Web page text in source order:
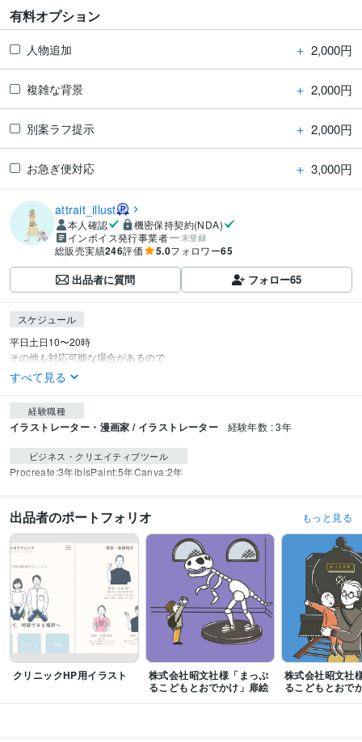
有料オプション
人物追加 ＋ 2,000円
複雑な背景 ＋ 2,000円
別案ラフ提示 ＋ 2,000円
お急ぎ便対応 ＋ 3,000円
attrait_illust
本人確認
機密保持契約(NDA)
インボイス発行事業者
未登録
総販売実績246評価 5.0フォロワー65
出品者に質問 フォロー65
スケジュール
平日土日10〜20時
その他も対応可能な場合があるので
すべて見る
経験職種
イラストレーター・漫画家 / イラストレーター 経験年数 : 3年
ビジネス・クリエイティブツール
Procreate:3年ibisPaint:5年Canva:2年
出品者のポートフォリオ もっと見る
クリニックHP用イラスト
株式会社昭文社様「まっぷ
るこどもとおでかけ」扉絵
株式会社昭文社
るこどもとおで